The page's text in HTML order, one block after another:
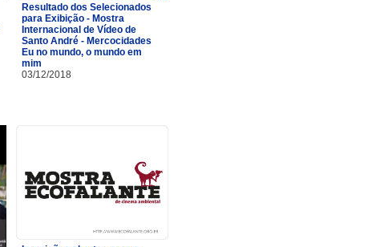
Resultado dos Selecionados
para Exibição - Mostra
Internacional de Vídeo de
Santo André - Mercocidades
Eu no mundo, o mundo em
mim
03/12/2018